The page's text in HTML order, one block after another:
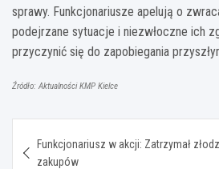
sprawy. Funkcjonariusze apelują o
podejrzane sytuacje i niezwłoczne ich
przyczynić się do zapobiegania
Źródło: Aktualności KMP Kielce
wpisu
Funkcjonariusz w akcji: Zatrzymał
zakupów